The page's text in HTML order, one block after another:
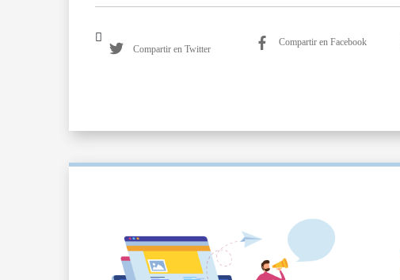
Compartir en Twitter
Compartir en Facebook